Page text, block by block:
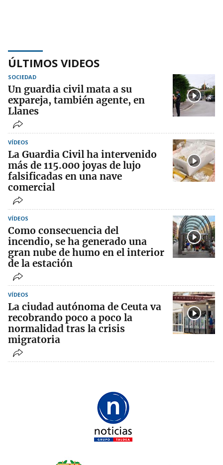
ÚLTIMOS VIDEOS
SOCIEDAD
Un guardia civil mata a su
expareja, también agente, en
Llanes
VÍDEOS
La Guardia Civil ha intervenido
más de 115.000 joyas de lujo
falsificadas en una nave
comercial
VÍDEOS
Como consecuencia del
incendio, se ha generado una
gran nube de humo en el interior
de la estación
VÍDEOS
La ciudad autónoma de Ceuta va
recobrando poco a poco la
normalidad tras la crisis
migratoria